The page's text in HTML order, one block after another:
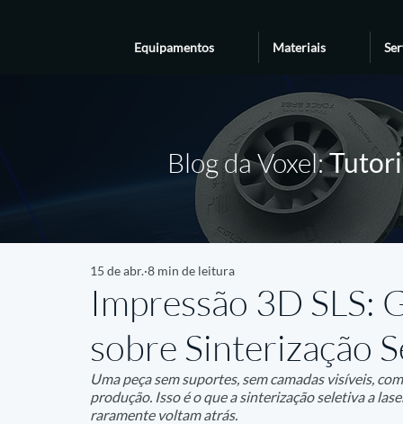
Equipamentos Materiais
Blog da Voxel:
Impressão 3D SLS:
sobre Sinterização
15 de abr. 8 min de leitura
Uma peça sem suportes, sem camadas visíveis,
produção. Isso é o que a sinterização seletiva a
raramente voltam atrás.